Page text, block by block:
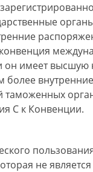
он имеет высшую
более
таможенных
С к Конвенции.
не